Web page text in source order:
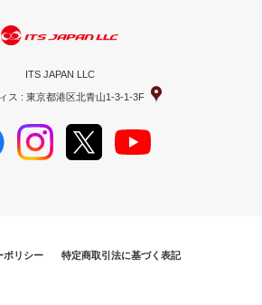
ITS JAPAN LLC
ス : 東京都港区北青山1-3-1-3F
ポリシー 特定商取引法に基づく表記